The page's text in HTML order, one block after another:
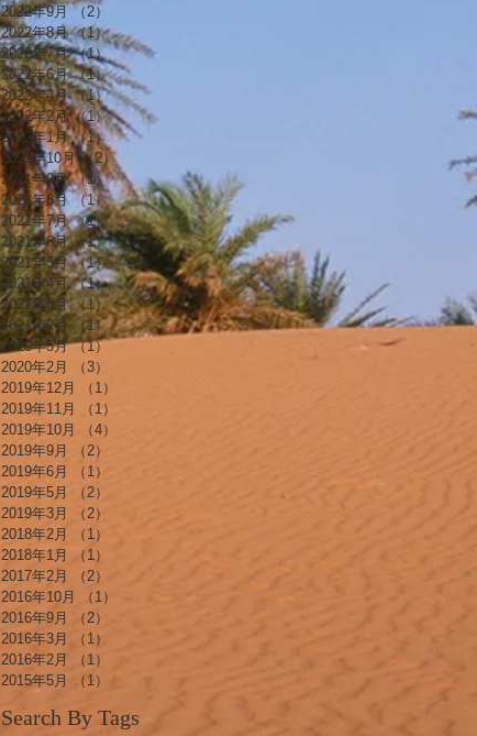
2022年9月 （2）
2022年8月 （1）1件の記事
2022年7月 （1） 1件の記事
2022年6月 （1）1件の記事
2022年4月 （1）1件の記事
2022年2月 （1）1件の記事
2022年1月 （1）1件の記事
2021年10月 （2）2件の記事
2021年9月 （1）1件の記事
2021年8月 （1）1件の記事
2021年7月 （1）1件の記事
2021年6月 （1）1件の記事
2021年5月 （1）1件の記事
2021年4月 （1）1件の記事
2021年3月 （1） 1件の記事
2021年2月
（1）1件の記事
2020年5月 （1）1件の記事
2020年2月
（3）
2019年12月
（1）
2019年11月
（1）
2019年10月
（4）
2019年9月
（2）
2019年6月
（1）
2019年5月
（2）
2019年3月
（2）
2018年2月
（1）
2018年1月
（1）
2017年2月
（2）
2016年10月
（1）
2016年9月
（2）
2016年3月
（1）
2016年2月
（1）
2015年5月
（1）
Search By Tags